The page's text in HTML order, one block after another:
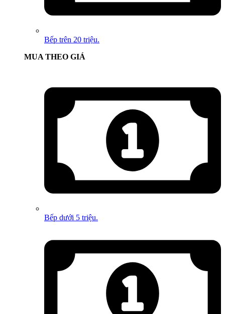
Bếp trên 20 triệu.
MUA THEO GIÁ
Bếp dưới 5 triệu.